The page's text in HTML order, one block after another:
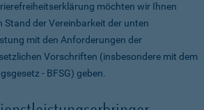
möchten wir Ihnen
Stand der Vereinbarkeit der unten
mit den Anforderungen der
Vorschriften (insbesondere mit dem
- BFSG) geben.